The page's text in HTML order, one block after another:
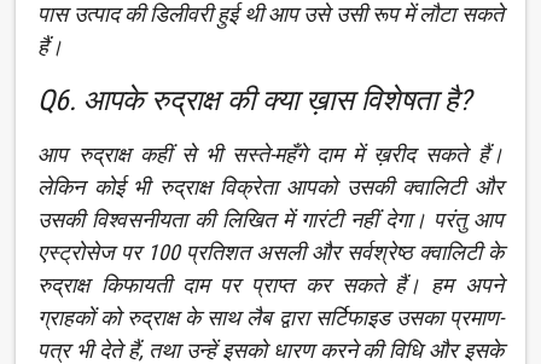
पास उत्पाद की डिलीवरी हुई थी आप उसे उसी रूप में लौटा सकते
हैं।
Q6. आपके रुद्राक्ष की क्या ख़ास विशेषता है?
आप रुद्राक्ष कहीं से भी सस्ते-महँगे दाम में ख़रीद सकते हैं।
लेकिन कोई भी रुद्राक्ष विक्रेता आपको उसकी क्वालिटी और
उसकी विश्वसनीयता की लिखित में गारंटी नहीं देगा। परंतु आप
एस्ट्रोसेज पर 100 प्रतिशत असली और सर्वश्रेष्ठ क्वालिटी के
रुद्राक्ष किफायती दाम पर प्राप्त कर सकते हैं। हम अपने
ग्राहकों को रुद्राक्ष के साथ लैब द्वारा सर्टिफाइड उसका प्रमाण-
पत्र भी देते हैं, तथा उन्हें इसको धारण करने की विधि और इसके